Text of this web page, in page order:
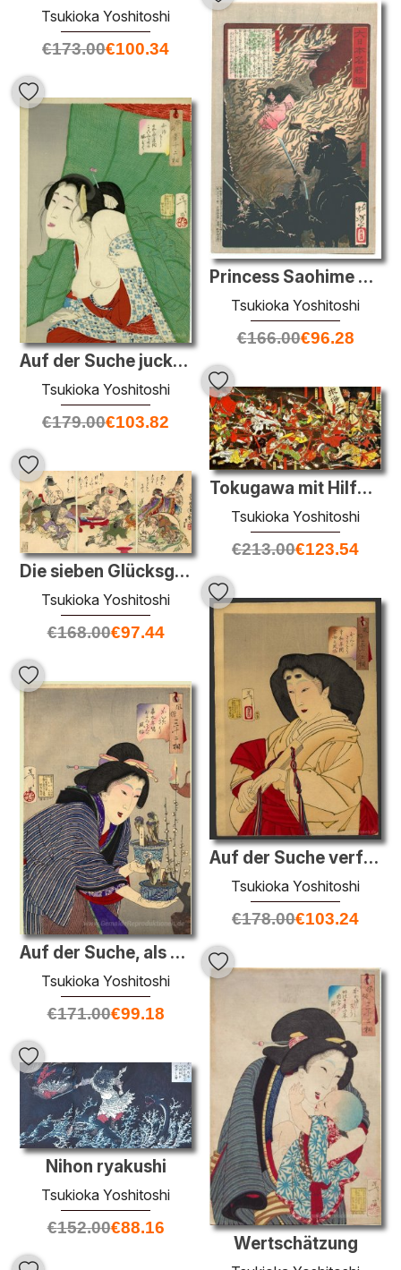
Tsukioka Yoshitoshi
€173.00€100.34
Princess Saohime stirbt im Schloss ihres Bruders
Tsukioka Yoshitoshi
€166.00€96.28
Auf der Suche juckende - das Aussehen einer Kept Woman des Kaei
Tsukioka Yoshitoshi
€179.00€103.82
Tokugawa mit Hilfe von den Jodo Mönche des Tempels in Okizaki Da
Tsukioka Yoshitoshi
€213.00€123.54
Die sieben Glücksgötter
Tsukioka Yoshitoshi
€168.00€97.44
Auf der Suche verfeinert - eine Hofdame der Kyowa-Ära
Tsukioka Yoshitoshi
€178.00€103.24
Auf der Suche, als ob sie sich ändern will - das Aussehen einer
Tsukioka Yoshitoshi
€171.00€99.18
Wertschätzung
Nihon ryakushi
Tsukioka Yoshitoshi
€152.00€88.16